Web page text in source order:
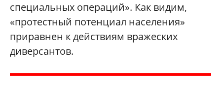
специальных операций». Как видим,
«протестный потенциал населения»
приравнен к действиям вражеских
диверсантов.